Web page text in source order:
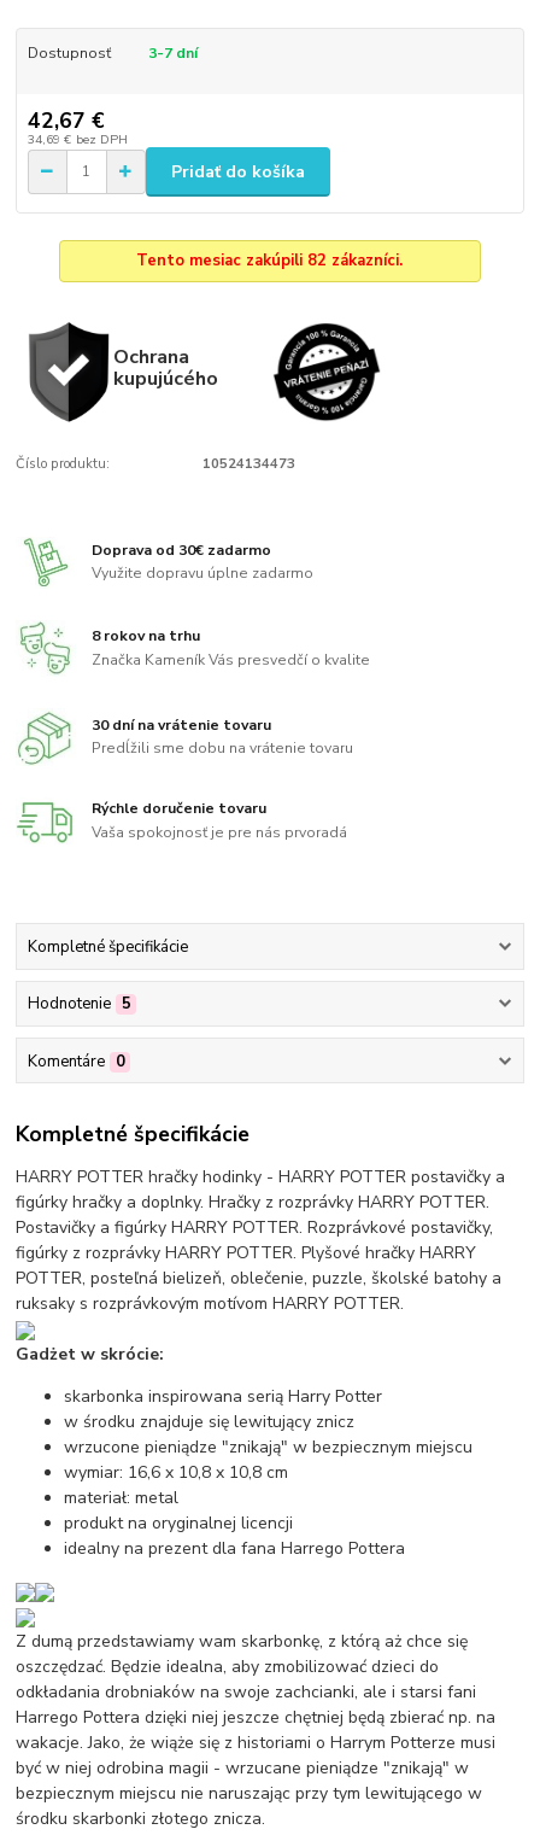
Dostupnosť 3-7 dní
42,67 €
34,69 € bez DPH
Pridať do košíka
Tento mesiac zakúpili 82 zákazníci.
Ochrana
kupujúcého
Číslo produktu: 10524134473
Doprava od 30€ zadarmo
Využite dopravu úplne zadarmo
8 rokov na trhu
Značka Kameník Vás presvedčí o kvalite
30 dní na vrátenie tovaru
Predĺžili sme dobu na vrátenie tovaru
Rýchle doručenie tovaru
Vaša spokojnosť je pre nás prvoradá
Kompletné špecifikácie
Hodnotenie 5
Komentáre 0
Kompletné špecifikácie
HARRY POTTER hračky hodinky - HARRY POTTER postavičky a
figúrky hračky a doplnky. Hračky z rozprávky HARRY POTTER.
Postavičky a figúrky HARRY POTTER. Rozprávkové postavičky,
figúrky z rozprávky HARRY POTTER. Plyšové hračky HARRY
POTTER, posteľná bielizeň, oblečenie, puzzle, školské batohy a
ruksaky s rozprávkovým motívom HARRY POTTER.
Gadżet w skrócie:
skarbonka inspirowana serią Harry Potter
w środku znajduje się lewitujący znicz
wrzucone pieniądze "znikają" w bezpiecznym miejscu
wymiar: 16,6 x 10,8 x 10,8 cm
materiał: metal
produkt na oryginalnej licencji
idealny na prezent dla fana Harrego Pottera
Z dumą przedstawiamy wam skarbonkę, z którą aż chce się
oszczędzać. Będzie idealna, aby zmobilizować dzieci do
odkładania drobniaków na swoje zachcianki, ale i starsi fani
Harrego Pottera dzięki niej jeszcze chętniej będą zbierać np. na
wakacje. Jako, że wiąże się z historiami o Harrym Potterze musi
być w niej odrobina magii - wrzucane pieniądze "znikają" w
bezpiecznym miejscu nie naruszając przy tym lewitującego w
środku skarbonki złotego znicza.